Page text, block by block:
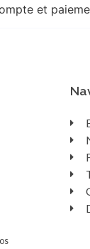
et